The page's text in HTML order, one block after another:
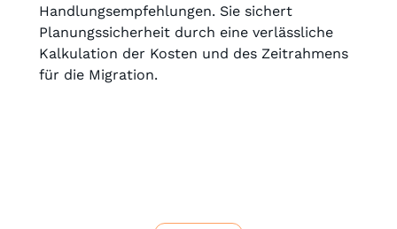
Handlungsempfehlungen. Sie sichert
Planungssicherheit durch eine verlässliche
Kalkulation der Kosten und des Zeitrahmens
für die Migration.